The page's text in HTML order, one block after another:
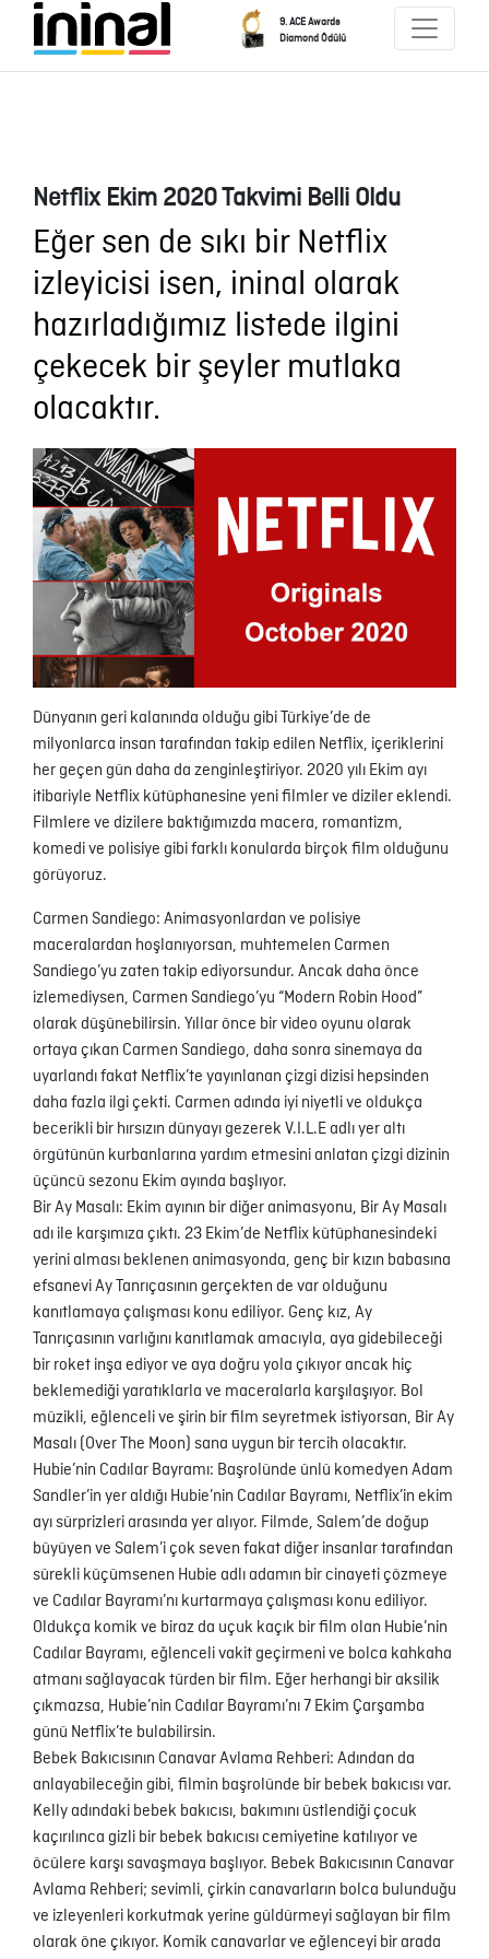
9. ACE Awards
Diamond Ödülü
Netflix Ekim 2020 Takvimi Belli Oldu
Eğer sen de sıkı bir Netflix
izleyicisi isen, ininal olarak
hazırladığımız listede ilgini
çekecek bir şeyler mutlaka
olacaktır.
Dünyanın geri kalanında olduğu gibi Türkiye’de de
milyonlarca insan tarafından takip edilen Netflix, içeriklerini
her geçen gün daha da zenginleştiriyor. 2020 yılı Ekim ayı
itibariyle Netflix kütüphanesine yeni filmler ve diziler eklendi.
Filmlere ve dizilere baktığımızda macera, romantizm,
komedi ve polisiye gibi farklı konularda birçok film olduğunu
görüyoruz.
Carmen Sandiego: Animasyonlardan ve polisiye
maceralardan hoşlanıyorsan, muhtemelen Carmen
Sandiego’yu zaten takip ediyorsundur. Ancak daha önce
izlemediysen, Carmen Sandiego’yu “Modern Robin Hood”
olarak düşünebilirsin. Yıllar önce bir video oyunu olarak
ortaya çıkan Carmen Sandiego, daha sonra sinemaya da
uyarlandı fakat Netflix’te yayınlanan çizgi dizisi hepsinden
daha fazla ilgi çekti. Carmen adında iyi niyetli ve oldukça
becerikli bir hırsızın dünyayı gezerek V.I.L.E adlı yer altı
örgütünün kurbanlarına yardım etmesini anlatan çizgi dizinin
üçüncü sezonu Ekim ayında başlıyor.
Bir Ay Masalı: Ekim ayının bir diğer animasyonu, Bir Ay Masalı
adı ile karşımıza çıktı. 23 Ekim’de Netflix kütüphanesindeki
yerini alması beklenen animasyonda, genç bir kızın babasına
efsanevi Ay Tanrıçasının gerçekten de var olduğunu
kanıtlamaya çalışması konu ediliyor. Genç kız, Ay
Tanrıçasının varlığını kanıtlamak amacıyla, aya gidebileceği
bir roket inşa ediyor ve aya doğru yola çıkıyor ancak hiç
beklemediği yaratıklarla ve maceralarla karşılaşıyor. Bol
müzikli, eğlenceli ve şirin bir film seyretmek istiyorsan, Bir Ay
Masalı (Over The Moon) sana uygun bir tercih olacaktır.
Hubie’nin Cadılar Bayramı: Başrolünde ünlü komedyen Adam
Sandler’in yer aldığı Hubie’nin Cadılar Bayramı, Netflix’in ekim
ayı sürprizleri arasında yer alıyor. Filmde, Salem’de doğup
büyüyen ve Salem’i çok seven fakat diğer insanlar tarafından
sürekli küçümsenen Hubie adlı adamın bir cinayeti çözmeye
ve Cadılar Bayramı’nı kurtarmaya çalışması konu ediliyor.
Oldukça komik ve biraz da uçuk kaçık bir film olan Hubie’nin
Cadılar Bayramı, eğlenceli vakit geçirmeni ve bolca kahkaha
atmanı sağlayacak türden bir film. Eğer herhangi bir aksilik
çıkmazsa, Hubie’nin Cadılar Bayramı’nı 7 Ekim Çarşamba
günü Netflix’te bulabilirsin.
Bebek Bakıcısının Canavar Avlama Rehberi: Adından da
anlayabileceğin gibi, filmin başrolünde bir bebek bakıcısı var.
Kelly adındaki bebek bakıcısı, bakımını üstlendiği çocuk
kaçırılınca gizli bir bebek bakıcısı cemiyetine katılıyor ve
öcülere karşı savaşmaya başlıyor. Bebek Bakıcısının Canavar
Avlama Rehberi; sevimli, çirkin canavarların bolca bulunduğu
ve izleyenleri korkutmak yerine güldürmeyi sağlayan bir film
olarak öne çıkıyor. Komik canavarlar ve eğlenceyi bir arada